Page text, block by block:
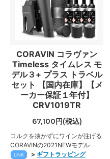
CORAVIN コラヴァン
Timeless タイムレス モ
デル３+ プラス トラベル
セット 【国内在庫】【メ
ーカー保証１年付】
CRV1019TR
67,100円(税込)
コルクを抜かずにワインが注げる
CORAVINの2021NEWモデル
LINK > ギフトラッピング